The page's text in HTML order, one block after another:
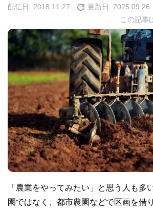
配信日: 2018.11.27 更新日: 2025.09.26
この記事
「農業をやってみたい」と思う人も多
園ではなく、都市農園などで区画を借